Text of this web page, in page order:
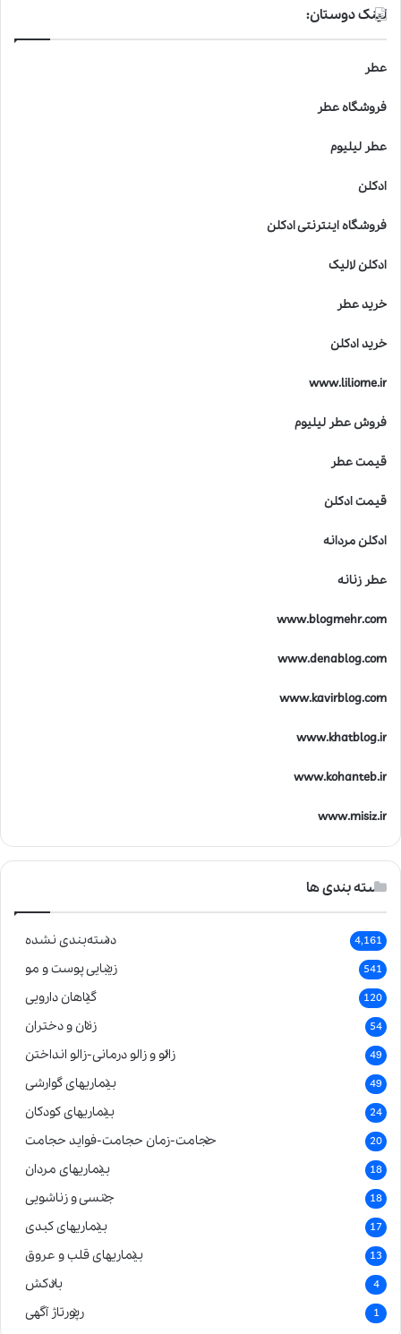
لینک دوستان:
عطر
فروشگاه عطر
عطر لیلیوم
ادکلن
فروشگاه اینترنتی ادکلن
ادکلن لالیک
خرید عطر
خرید ادکلن
www.liliome.ir
فروش عطر لیلیوم
قیمت عطر
قیمت ادکلن
ادکلن مردانه
عطر زنانه
www.blogmehr.com
www.denablog.com
www.kavirblog.com
www.khatblog.ir
www.kohanteb.ir
www.misiz.ir
دسته بندی ها
دسته‌بندی نشده 4,161
زیبایی پوست و مو 541
گیاهان دارویی 120
زنان و دختران 54
زالو و زالو درمانی-زالو انداختن 49
بیماریهای گوارشی 49
بیماریهای کودکان 24
حجامت-زمان حجامت-فواید حجامت 20
بیماریهای مردان 18
جنسی و زناشویی 18
بیماریهای کبدی 17
بیماریهای قلب و عروق 13
بادکش 4
رپورتاژ آگهی 1